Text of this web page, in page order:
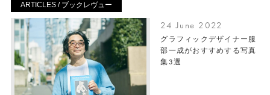
ARTICLES / ブックレヴュー
24 June 2022
グラフィックデザイナー服
部一成がおすすめする写真
集3選